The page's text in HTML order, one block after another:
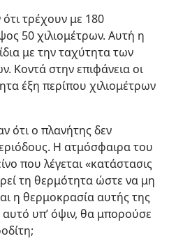
τρέχουν με 180
50 χιλιομέτρων. Αυτή η
με την ταχύτητα των
Κοντά στην επιφάνεια οι
έξη περίπου χιλιομέτρων
ότι ο πλανήτης δεν
Η ατμόσφαιρα του
που λέγεται «κατάστασις
τη θερμότητα ώστε να μη
η θερμοκρασία αυτής της
υπ’ όψιν, θα μπορούσε